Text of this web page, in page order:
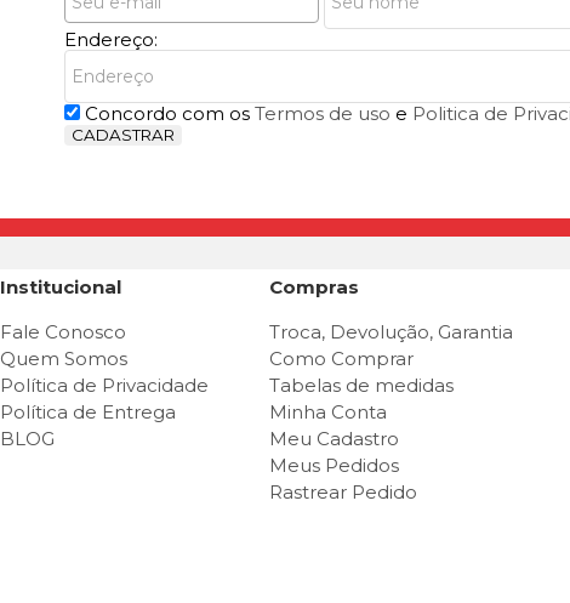
Endereço:
Concordo com os Termos de uso e Politica de
CADASTRAR
Institucional
Fale Conosco
Quem Somos
Política de Privacidade
Política de Entrega
BLOG
Compras
Troca, Devolução, Garantia
Como Comprar
Tabelas de medidas
Minha Conta
Meu Cadastro
Meus Pedidos
Rastrear Pedido